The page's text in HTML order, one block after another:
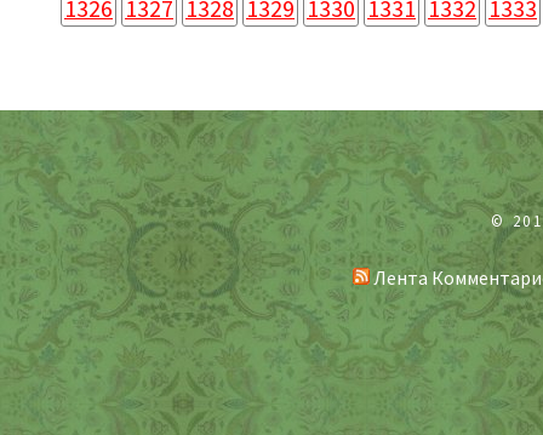
1326 1327 1328 1329 1330 1331 1332 1333
©
Лента